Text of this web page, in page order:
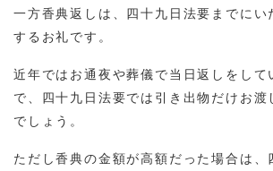
一方香典返しは、四十九日法要までにい
するお礼です。
近年ではお通夜や葬儀で当日返しをして
で、四十九日法要では引き出物だけお渡
でしょう。
ただし香典の金額が高額だった場合は、